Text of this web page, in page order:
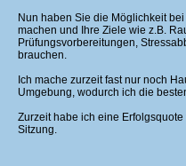
Nun haben Sie die Möglichkeit
machen und Ihre Ziele wie z.B.
Prüfungsvorbereitungen,
brauchen.
Ich mache zurzeit fast nur noch
Umgebung, wodurch ich die
Zurzeit habe ich eine
Sitzung.